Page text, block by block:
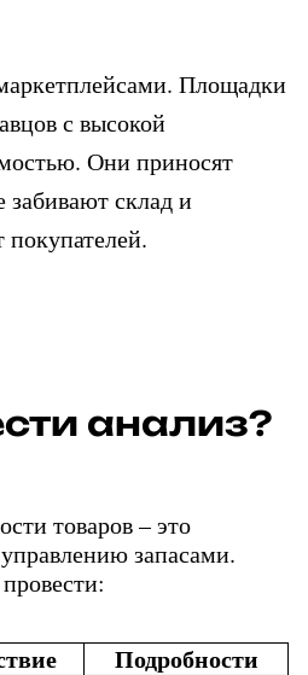
Площадки
с высокой
Они приносят
забивают склад и
анализ?
товаров – это
запасами.
Подробности